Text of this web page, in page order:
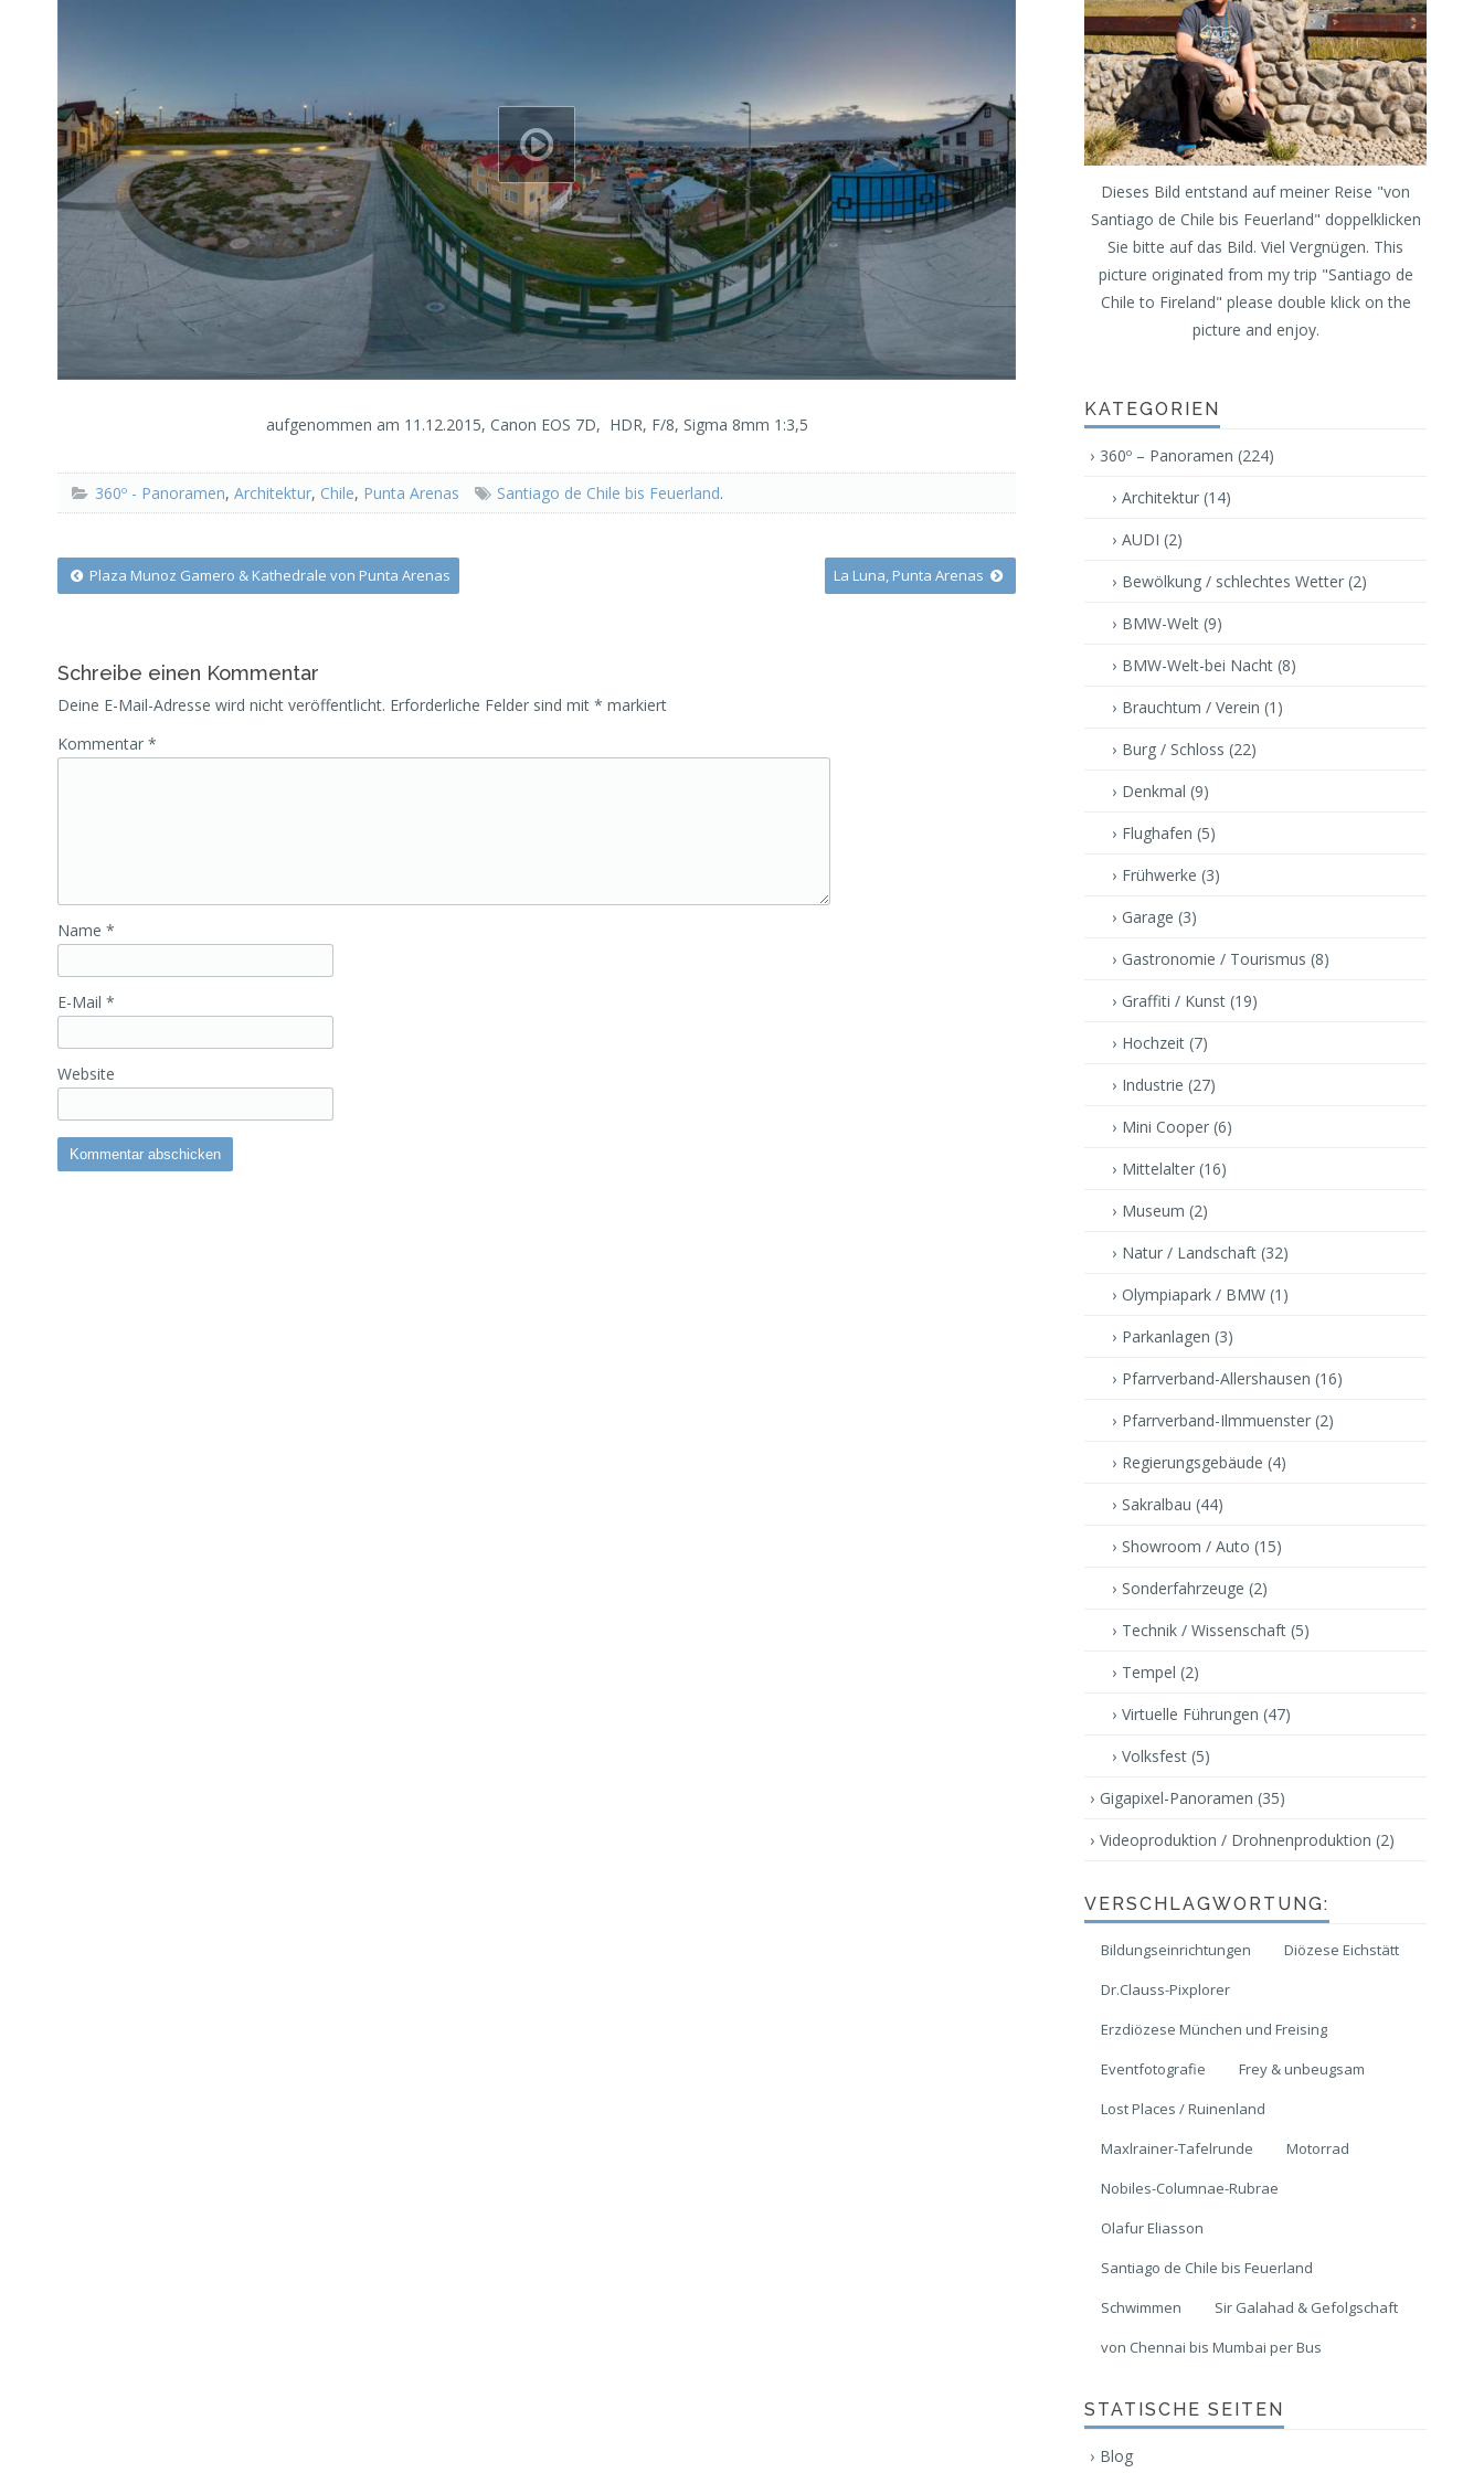
aufgenommen am 11.12.2015, Canon EOS 7D, HDR, F/8, Sigma 8mm 1:3,5
360º - Panoramen, Architektur, Chile, Punta Arenas Santiago de Chile bis Feuerland.
Post
Plaza Munoz Gamero & Kathedrale von Punta Arenas La Luna, Punta Arenas
Schreibe einen Kommentar
Deine E-Mail-Adresse wird nicht veröffentlicht. Erforderliche Felder sind mit * markiert
Kommentar *
Name *
E-Mail *
Website
Dieses Bild entstand auf meiner Reise "von
Santiago de Chile bis Feuerland" doppelklicken
Sie bitte auf das Bild. Viel Vergnügen. This
picture originated from my trip "Santiago de
Chile to Fireland" please double klick on the
picture and enjoy.
KATEGORIEN
360º – Panoramen (224)
Architektur (14)
AUDI (2)
Bewölkung / schlechtes Wetter (2)
BMW-Welt (9)
BMW-Welt-bei Nacht (8)
Brauchtum / Verein (1)
Burg / Schloss (22)
Denkmal (9)
Flughafen (5)
Frühwerke (3)
Garage (3)
Gastronomie / Tourismus (8)
Graffiti / Kunst (19)
Hochzeit (7)
Industrie (27)
Mini Cooper (6)
Mittelalter (16)
Museum (2)
Natur / Landschaft (32)
Olympiapark / BMW (1)
Parkanlagen (3)
Pfarrverband-Allershausen (16)
Pfarrverband-Ilmmuenster (2)
Regierungsgebäude (4)
Sakralbau (44)
Showroom / Auto (15)
Sonderfahrzeuge (2)
Technik / Wissenschaft (5)
Tempel (2)
Virtuelle Führungen (47)
Volksfest (5)
Gigapixel-Panoramen (35)
Videoproduktion / Drohnenproduktion (2)
VERSCHLAGWORTUNG:
Bildungseinrichtungen
Diözese Eichstätt
Dr.Clauss-Pixplorer
Erzdiözese München und Freising
Eventfotografie
Frey & unbeugsam
Lost Places / Ruinenland
Maxlrainer-Tafelrunde
Motorrad
Nobiles-Columnae-Rubrae
Olafur Eliasson
Santiago de Chile bis Feuerland
Schwimmen
Sir Galahad & Gefolgschaft
von Chennai bis Mumbai per Bus
STATISCHE SEITEN
Blog